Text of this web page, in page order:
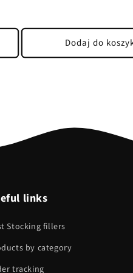
Dodaj do
links
Stocking fillers
by category
tracking